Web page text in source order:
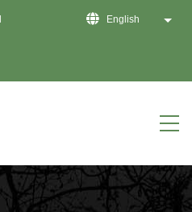
English List